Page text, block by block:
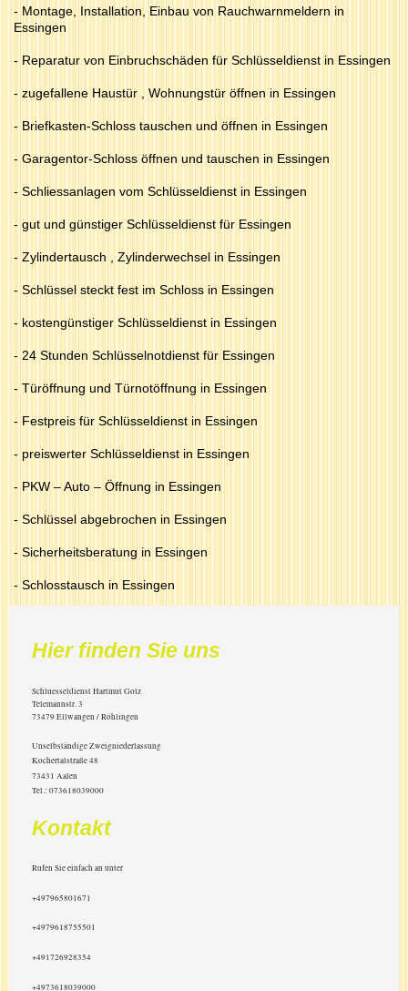
- Montage, Installation, Einbau von Rauchwarnmeldern in
Essingen
- Reparatur von Einbruchschäden für Schlüsseldienst in Essingen
- zugefallene Haustür , Wohnungstür öffnen in Essingen
- Briefkasten-Schloss tauschen und öffnen in Essingen
- Garagentor-Schloss öffnen und tauschen in Essingen
- Schliessanlagen vom Schlüsseldienst in Essingen
- gut und günstiger Schlüsseldienst für Essingen
- Zylindertausch , Zylinderwechsel in Essingen
- Schlüssel steckt fest im Schloss in Essingen
- kostengünstiger Schlüsseldienst in Essingen
- 24 Stunden Schlüsselnotdienst für Essingen
- Türöffnung und Türnotöffnung in Essingen
- Festpreis für Schlüsseldienst in Essingen
- preiswerter Schlüsseldienst in Essingen
- PKW – Auto – Öffnung in Essingen
- Schlüssel abgebrochen in Essingen
- Sicherheitsberatung in Essingen
- Schlosstausch in Essingen
Hier finden Sie uns
Schluesseldienst Hartmut Golz
Telemannstr.3
73479Ellwangen / Röhlingen
Unselbständige Zweigniederlassung
Kochertalstraße 48
73431 Aalen
Tel.: 073618039000
Kontakt
Rufen Sie einfach an unter
+497965801671
+4979618755501
+491726928354
+4973618039000